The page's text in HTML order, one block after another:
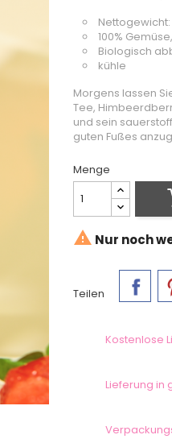
Nettogewicht:
100%
Biologisch
kühle
Morgens lassen
Tee,
und sein
guten Fußes
Menge
 Nur noch
Teilen
Kostenlose
Lieferung in